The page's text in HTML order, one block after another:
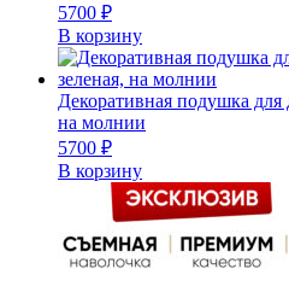
5700 ₽
В корзину
Декоративная подушка для
на молнии
5700 ₽
В корзину